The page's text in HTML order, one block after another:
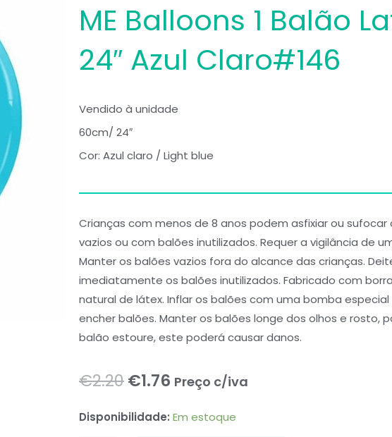
ME Balloons 1 Balão
24″ Azul Claro#146
Vendido à unidade
60cm/ 24″
Cor: Azul claro / Light blue
Crianças com menos de 8 anos podem asfixiar ou sufocar
vazios ou com balões inutilizados. Requer a vigilância de
Manter os balões vazios fora do alcance das crianças.
imediatamente os balões inutilizados. Fabricado com
natural de látex. Inflar os balões com uma bomba especial
encher balões. Manter os balões longe dos olhos e rosto,
balão estoure, este poderá causar danos.
€2.20O
preço
€1.76 O
preço
Preço c/iva
Disponibilidade: Em estoque
ME